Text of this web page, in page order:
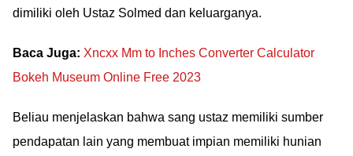
dimiliki oleh Ustaz Solmed dan keluarganya.
Baca Juga: Xncxx Mm to Inches Converter Calculator
Bokeh Museum Online Free 2023
Beliau menjelaskan bahwa sang ustaz memiliki sumber
pendapatan lain yang membuat impian memiliki hunian